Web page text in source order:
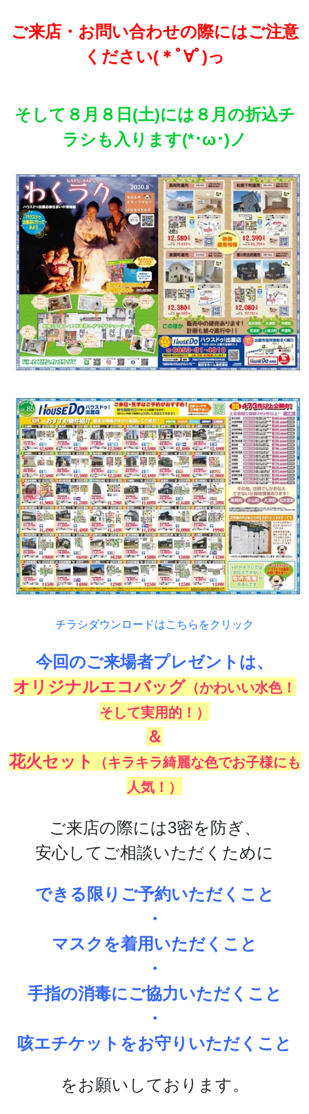
ご来店・お問い合わせの際にはご注意
ください(＊ﾟ∀ﾟ)っ
そして８月８日(土)には８月の折込チ
ラシも入ります(*･ω･)ノ
チラシダウンロードはこちらをクリック
今回のご来場者プレゼントは、
オリジナルエコバッグ （かわいい水色！
そして実用的！）
＆
花火セット
（キラキラ綺麗な色でお子様にも
人気！）
ご来店の際には3密を防ぎ、
安心してご相談いただくために
できる限りご予約いただくこと
・
マスクを着用いただくこと
・
手指の消毒にご協力いただくこと
・
咳エチケットをお守りいただくこと
をお願いしております。